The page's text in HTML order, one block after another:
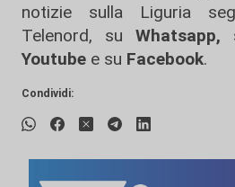
notizie sulla Liguria
Telenord, su
Whatsapp,
Youtube e su Facebook.
Condividi: